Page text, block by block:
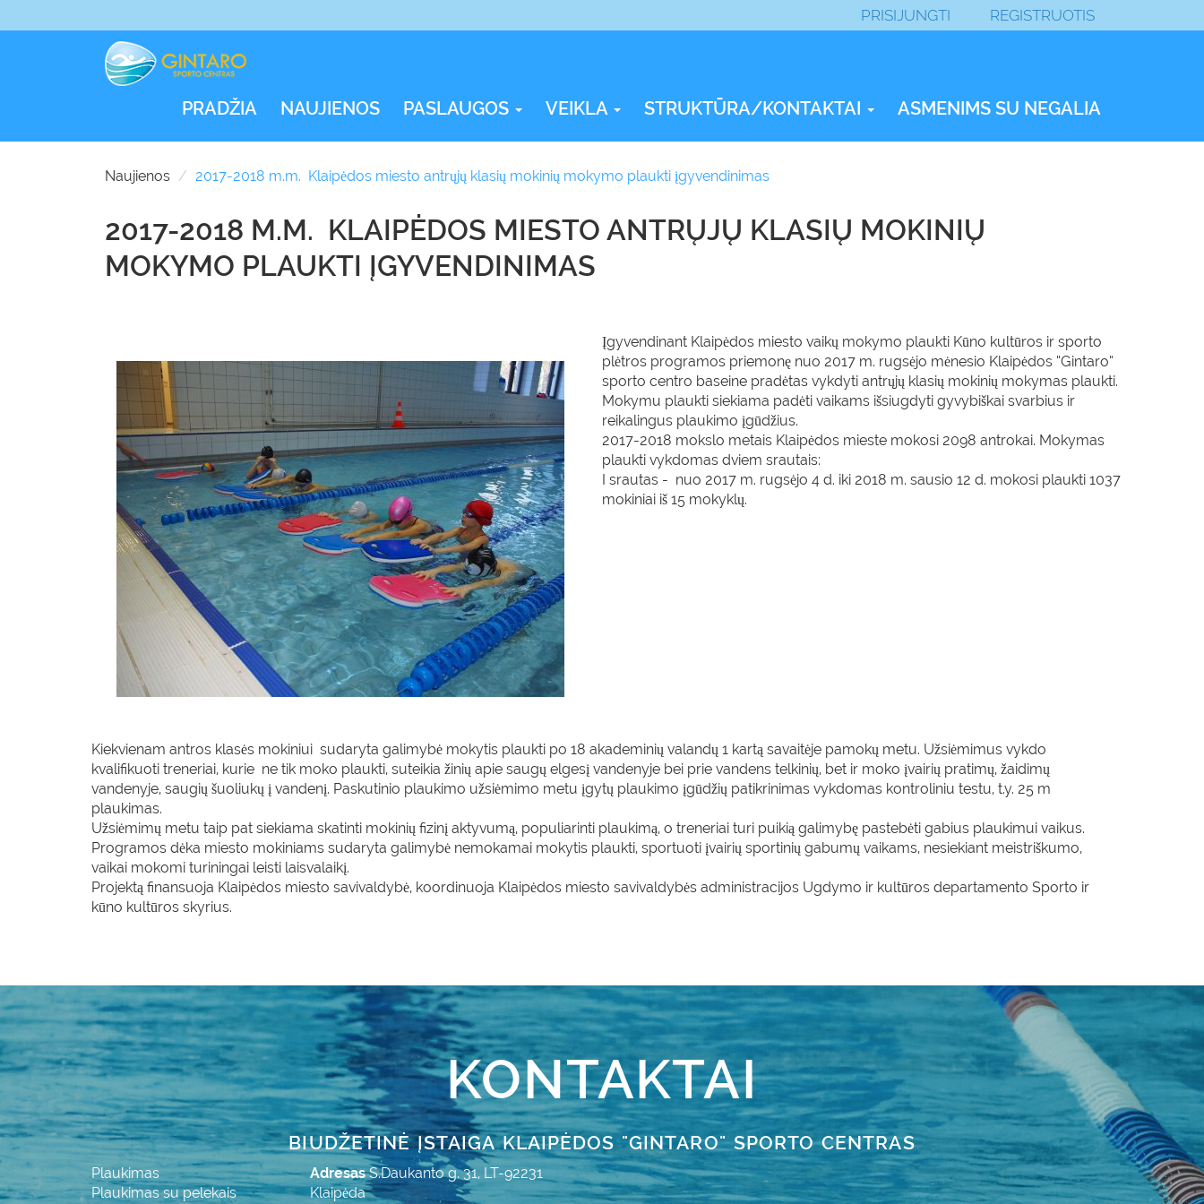
PRISIJUNGTI REGISTRUOTIS
PRADŽIA NAUJIENOS PASLAUGOS VEIKLA STRUKTŪRA/KONTAKTAI ASMENIMS SU NEGALIA
Naujienos 2017-2018 m.m. Klaipėdos miesto antrųjų klasių mokinių mokymo plaukti įgyvendinimas
2017-2018 M.M. KLAIPĖDOS MIESTO ANTRŲJŲ KLASIŲ MOKINIŲ
MOKYMO PLAUKTI ĮGYVENDINIMAS
Įgyvendinant Klaipėdos miesto vaikų mokymo plaukti Kūno kultūros ir sporto
plėtros programos priemonę nuo 2017 m. rugsėjo mėnesio Klaipėdos “Gintaro”
sporto centro baseine pradėtas vykdyti antrųjų klasių mokinių mokymas plaukti.
Mokymu plaukti siekiama padėti vaikams išsiugdyti gyvybiškai svarbius ir
reikalingus plaukimo įgūdžius.
2017-2018 mokslo metais Klaipėdos mieste mokosi 2098 antrokai. Mokymas
plaukti vykdomas dviem srautais:
I srautas - nuo 2017 m. rugsėjo 4 d. iki 2018 m. sausio 12 d. mokosi plaukti 1037
mokiniai iš 15 mokyklų.
Kiekvienam antros klasės mokiniui sudaryta galimybė mokytis plaukti po 18 akademinių valandų 1 kartą savaitėje pamokų metu. Užsiėmimus vykdo
kvalifikuoti treneriai, kurie ne tik moko plaukti, suteikia žinių apie saugų elgesį vandenyje bei prie vandens telkinių, bet ir moko įvairių pratimų, žaidimų
vandenyje, saugių šuoliukų į vandenį. Paskutinio plaukimo užsiėmimo metu įgytų plaukimo įgūdžių patikrinimas vykdomas kontroliniu testu, t.y. 25 m
plaukimas.
Užsiėmimų metu taip pat siekiama skatinti mokinių fizinį aktyvumą, populiarinti plaukimą, o treneriai turi puikią galimybę pastebėti gabius plaukimui vaikus.
Programos dėka miesto mokiniams sudaryta galimybė nemokamai mokytis plaukti, sportuoti įvairių sportinių gabumų vaikams, nesiekiant meistriškumo,
vaikai mokomi turiningai leisti laisvalaikį.
Projektą finansuoja Klaipėdos miesto savivaldybė, koordinuoja Klaipėdos miesto savivaldybės administracijos Ugdymo ir kultūros departamento Sporto ir
kūno kultūros skyrius.
KONTAKTAI
BIUDŽETINĖ ĮSTAIGA KLAIPĖDOS "GINTARO" SPORTO CENTRAS
Plaukimas
Plaukimas su pelekais
AdresasS.Daukanto g. 31, LT-92231
Klaipėda